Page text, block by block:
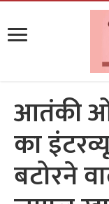
आतंकी
का
बटोरने